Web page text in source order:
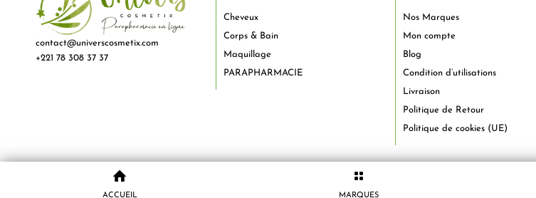
ACCUEIL MARQUES
contact@universcosmetix.com
+221 78 308 37 37
Cheveux
Corps & Bain
Maquillage
PARAPHARMACIE
Nos Marques
Mon compte
Blog
Condition d’utilisations
Livraison
Politique de Retour
Politique de cookies (UE)